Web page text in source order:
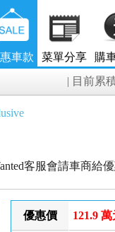
車款 菜單分享 購
| 目前累
客服會請車商給優
優惠價 121.9 萬